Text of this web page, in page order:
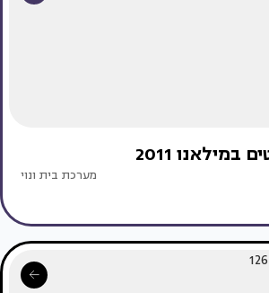
2011
מערכת בית ונוי